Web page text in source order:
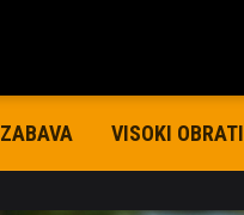
ZABAVA VISOKI OBRATI